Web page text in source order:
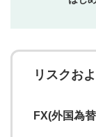
ことを承諾
に関する著
用者が投稿
ることがあ
リスクお
FX(外国為